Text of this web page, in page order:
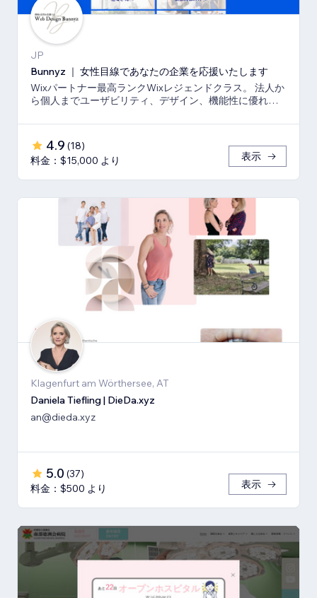
JP
Bunnyz ｜ 女性目線であなたの企業を応援いたします
Wixパートナー最高ランクWixレジェンドクラス。 法人か
ら個人までユーザビリティ、デザイン、機能性に優れた
4.9 (18)
料金：$15,000 より
表示
Klagenfurt am Wörthersee, AT
Daniela Tiefling | DieDa.xyz
an@dieda.xyz
5.0 (37)
料金：$500 より
表示